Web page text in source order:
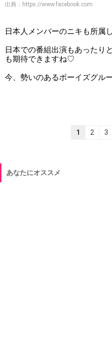
出典： https://www.facebook.com
日本人メンバーのニキも所属
日本での番組出演もあったり
も期待できますね♡
今、勢いのあるボーイズグル
1 2 3
あなたにオススメ